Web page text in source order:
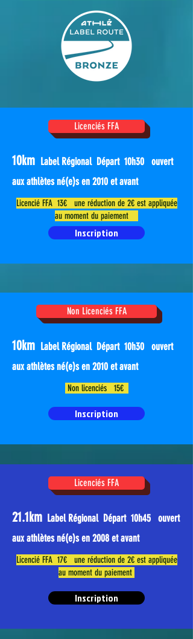
Licenciés FFA
10km Label Régional Départ 10h30 ouvert
aux athlètes né(e)s en 2010 et avant
Licencié FFA 13€ une réduction de 2€ est appliquée
au moment du paiement
Inscription
Non Licenciés FFA
10km Label Régional Départ 10h30 ouvert
aux athlètes né(e)s en 2010 et avant
Non licenciés 15€
Inscription
Licenciés FFA
21.1km Label Régional Départ 10h45 ouvert
aux athlètes né(e)s en 2008 et avant
Licencié FFA 17€ une réduction de 2€ est appliquée
au moment du paiement
Inscription